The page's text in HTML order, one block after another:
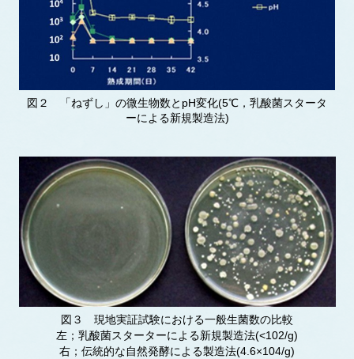
図２ 「ねずし」の微生物数とpH変化(5℃，乳酸菌スタータ
ーによる新規製造法)
図３ 現地実証試験における一般生菌数の比較
左；乳酸菌スターターによる新規製造法(<102/g)
右；伝統的な自然発酵による製造法(4.6×104/g)